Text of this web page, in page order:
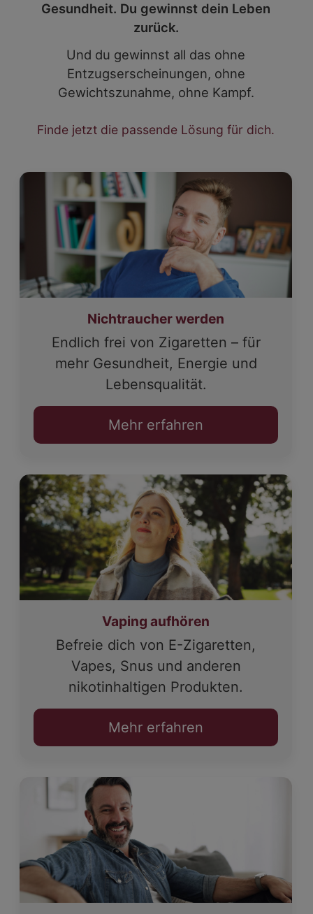
Gesundheit. Du gewinnst dein Leben
zurück.
Und du gewinnst all das ohne
Entzugserscheinungen, ohne
Gewichtszunahme, ohne Kampf.
Finde jetzt die passende Lösung für dich.
Nichtraucher werden
Endlich frei von Zigaretten – für
mehr Gesundheit, Energie und
Lebensqualität.
Mehr erfahren
Vaping aufhören
Befreie dich von E-Zigaretten,
Vapes, Snus und anderen
nikotinhaltigen Produkten.
Mehr erfahren